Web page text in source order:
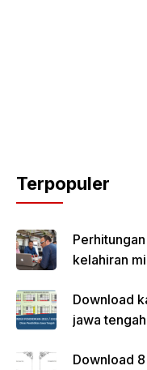
Terpopuler
kelahiran
Download
jawa
Download